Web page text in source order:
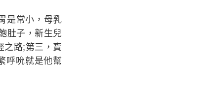
是常小，母乳
肚子，新生兒
之路;第三，寶
呼吮就是他幫